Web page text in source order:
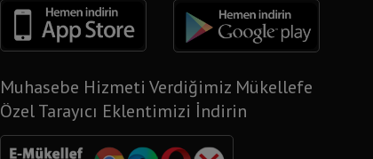
Muhasebe Hizmeti Verdiğimiz Mükellefe
Özel Tarayıcı Eklentimizi İndirin